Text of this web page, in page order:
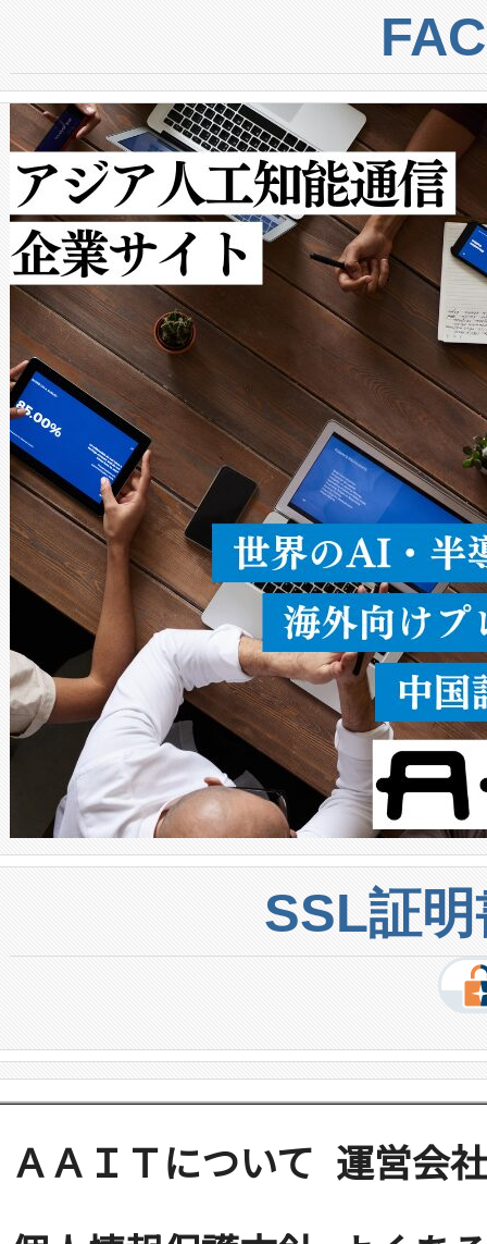
centers. Voltaiqは、ai&のAI
からシステム統合、試運転、
クルの各段階のデータを監視
[…]
トに対して約600メートルに
では、反射率10％のターゲッ
で向上し、最大検知距離は
ットだけで最大1キロメート
ルの変電所周囲を監視でき、
作業と点群処理を簡素化でき
Avia 2は、2種類のFOVオプシ
× 80°のノーマルモード、長
ードを切り替えて使用するこ
ることなく、単一のデバイス
うにします。遠距離まで届く
密度なスキャ […]
SSL証
ＡＡＩＴについて 運営会社